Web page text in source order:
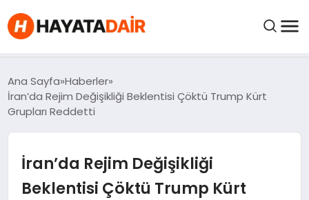
FIYATLAR
HABERLER
İNCELEMELER
Ana Sayfa Haberler
İran’da Rejim Değişikliği Beklentisi Çöktü Trump Kürt
Grupları Reddetti
İran’da Rejim Değişikliği
Beklentisi Çöktü Trump Kürt